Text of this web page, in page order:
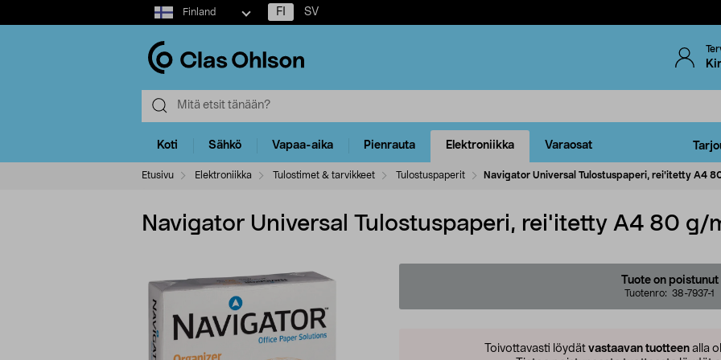
Select
market
Finland FI SV
Koti Sähkö Vapaa-aika Pienrauta Elektroniikka Varaosat
Etusivu Elektroniikka Tulostimet & tarvikkeet Tulostuspaperit Navigator Universal Tulostuspaperi, rei'itetty A4
Navigator Universal Tulostuspaperi, rei'itetty A4 80 g/
Tuote on poistunut
Tuotenro: 38-7937-1
Toivottavasti löydät vastaavan tuotteen alla